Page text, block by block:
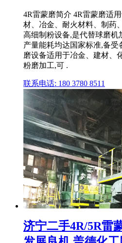
4R雷蒙磨简介 4R雷蒙磨适
材、冶金、耐火材料、制药
高细制粉设备,是代替球磨机
产量能耗均达国家标准,备受
磨设备适用于冶金、建材、
粉磨加工,可 .
联系电话: 180 3780 8511
济宁二手4R/5R雷